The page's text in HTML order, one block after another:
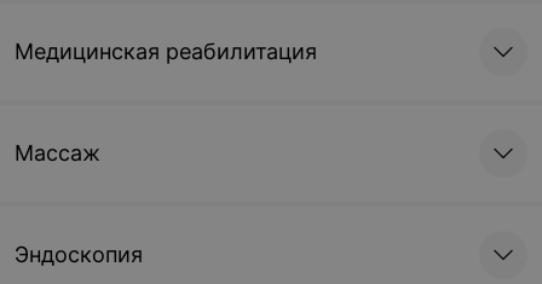
Медицинская реабилитация
Массаж
Эндоскопия